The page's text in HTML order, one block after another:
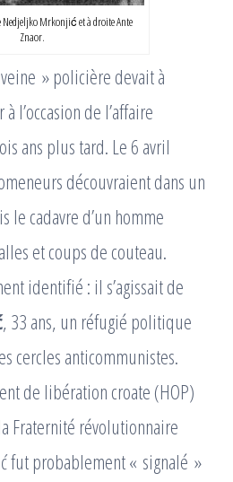
Nedjeljko Mrkonjić et à droite Ante
Znaor.
» policière devait à
l’occasion de l’affaire
ans plus tard. Le 6 avril
découvraient dans un
le cadavre d’un homme
et coups de couteau.
identifié : il s’agissait de
, 33 ans, un réfugié politique
cercles anticommunistes.
de libération croate (HOP)
Fraternité révolutionnaire
fut probablement « signalé »